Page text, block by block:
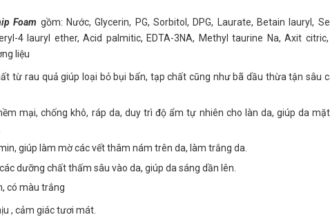
Foam gồm: Nước, Glycerin, PG, Sorbitol, DPG, Laurate, Betain lauryl,
4 lauryl ether, Acid palmitic, EDTA-3NA, Methyl taurine Na, Axit
liệu
từ rau quả giúp loại bỏ bụi bẩn, tạp chất cũng như bã dầu thừa tận sâu
mại, chống khô, ráp da, duy trì độ ẩm tự nhiên cho làn da, giúp da
giúp làm mờ các vết thâm nám trên da, làm trắng da.
dưỡng chất thấm sâu vào da, giúp da sáng dần lên.
có màu trắng
, cảm giác tươi mát.